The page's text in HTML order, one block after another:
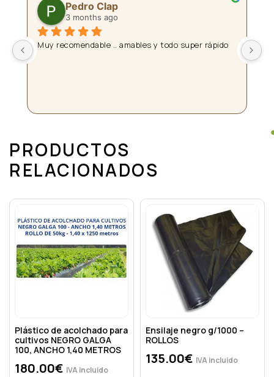
Pedro Clap
3 months ago
Muy recomendable .. amables y todo super rápido
PRODUCTOS
RELACIONADOS
Plástico de acolchado para
cultivos NEGRO GALGA
100, ANCHO 1,40 METROS
180.00€ IVA incluido
Ensilaje negro g/1000 –
ROLLOS
135.00€ IVA incluido